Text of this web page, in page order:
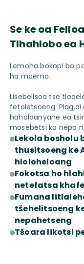
Se ke oa
Tlhahlobo ea
Lemoha bokopi bo
ha maemo.
Lisebelisoa tse
fetoletsoeng.
haholoanyane ea
mosebetsi ka nepo
Lekola bosholu
thusitsoeng ke
hloloheloang
Fokotsa ho
netefatsa
Fumana
tšehelitsoeng
nepahetseng
Tšoara likotsi